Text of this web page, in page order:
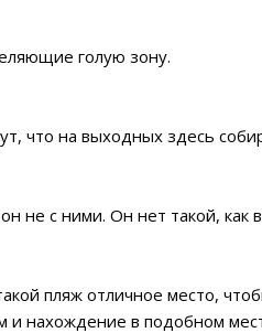
голую зону.
что на выходных здесь
не с ними. Он нет такой, как
пляж отличное место,
нахождение в подобном